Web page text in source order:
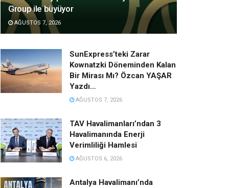
Group ile büyüyor
AĞUSTOS 7, 2026
SunExpress’teki Zarar
Kownatzki Döneminden Kalan
Bir Mirası Mı? Özcan YAŞAR
Yazdı…
AĞUSTOS 7, 2026
TAV Havalimanları’ndan 3
Havalimanında Enerji
Verimliliği Hamlesi
AĞUSTOS 6, 2026
Antalya Havalimanı’nda